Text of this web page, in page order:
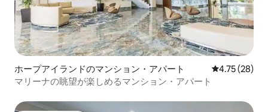
ホープアイランドのマンション・アパート レビュー28
4.75 (28)
マリーナの眺望が楽しめるマンション・アパート